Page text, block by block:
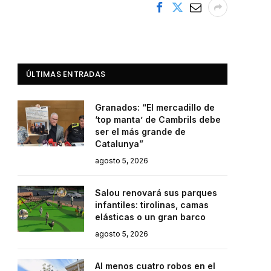
ÚLTIMAS ENTRADAS
Granados: “El mercadillo de
‘top manta’ de Cambrils debe
ser el más grande de
Catalunya”
agosto 5, 2026
Salou renovará sus parques
infantiles: tirolinas, camas
elásticas o un gran barco
agosto 5, 2026
Al menos cuatro robos en el